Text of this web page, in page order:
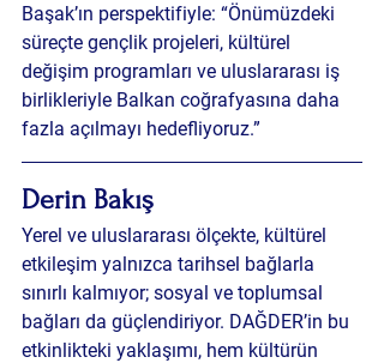
Başak’ın perspektifiyle: “Önümüzdeki
süreçte gençlik projeleri, kültürel
değişim programları ve uluslararası iş
birlikleriyle Balkan coğrafyasına daha
fazla açılmayı hedefliyoruz.”
Derin Bakış
Yerel ve uluslararası ölçekte, kültürel
etkileşim yalnızca tarihsel bağlarla
sınırlı kalmıyor; sosyal ve toplumsal
bağları da güçlendiriyor. DAĞDER’in bu
etkinlikteki yaklaşımı, hem kültürün